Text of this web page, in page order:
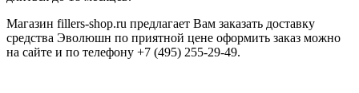
Магазин fillers-shop.ru предлагает Вам заказать доставку
средства Эволюшн по приятной цене оформить заказ можно
на сайте и по телефону +7 (495) 255-29-49.